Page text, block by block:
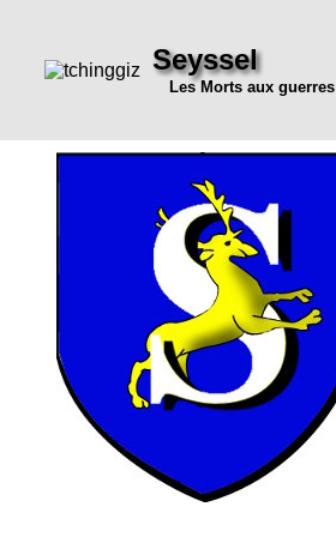
Seyssel
Les Morts aux guerres